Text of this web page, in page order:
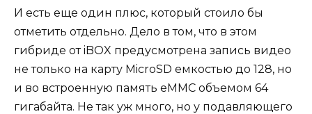
И есть еще один плюс, который стоило бы
отметить отдельно. Дело в том, что в этом
гибриде от iBOX предусмотрена запись видео
не только на карту MicroSD емкостью до 128, но
и во встроенную память eMMC объемом 64
гигабайта. Не так уж много, но у подавляющего